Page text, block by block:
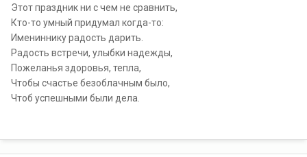
Этот праздник ни с чем не сравнить,
Кто-то умный придумал когда-то:
Имениннику радость дарить.
Радость встречи, улыбки надежды,
Пожеланья здоровья, тепла,
Чтобы счастье безоблачным было,
Чтоб успешными были дела.